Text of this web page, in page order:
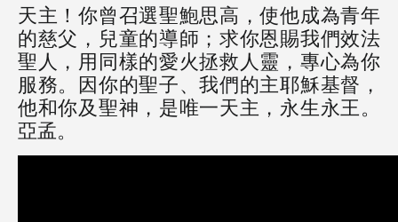
天主！你曾召選聖鮑思高，使他成為青年
的慈父，兒童的導師；求你恩賜我們效法
聖人，用同樣的愛火拯救人靈，專心為你
服務。因你的聖子、我們的主耶穌基督，
他和你及聖神，是唯一天主，永生永王。
亞孟。